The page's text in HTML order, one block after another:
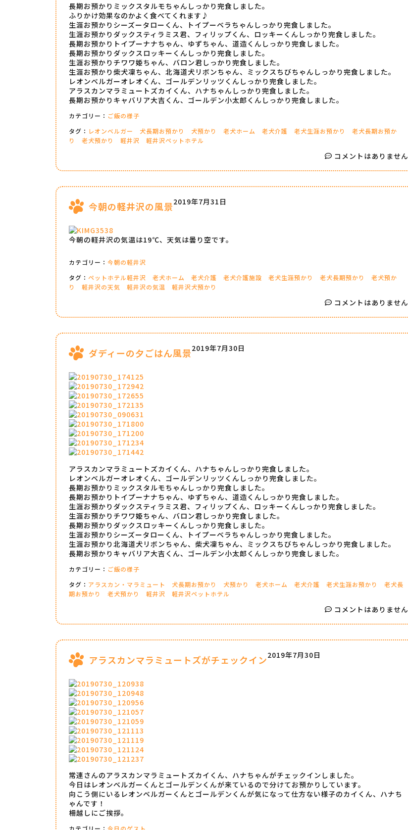
長期お預かりミックスタルモちゃんしっかり完食しました。
ふりかけ効果なのかよく食べてくれます♪
生涯お預かりシーズータローくん、トイプーベラちゃんしっかり完食しました。
生涯お預かりダックスティラミス君、フィリップくん、ロッキーくんしっかり完食しました。
長期お預かりトイプーナナちゃん、ゆずちゃん、道造くんしっかり完食しました。
長期お預かりダックスロッキーくんしっかり完食しました。
生涯お預かりチワワ姫ちゃん、バロン君しっかり完食しました。
生涯お預かり柴犬凜ちゃん、北海道犬リボンちゃん、ミックスちびちゃんしっかり完食しました。
レオンベルガーオレオくん、ゴールデンリッツくんしっかり完食しました。
アラスカンマラミュートズカイくん、ハナちゃんしっかり完食しました。
長期お預かりキャバリア大吉くん、ゴールデン小太郎くんしっかり完食しました。
カテゴリー： ご飯の様子
タグ： レオンベルガー 犬長期お預かり 犬預かり 老犬ホーム 老犬介護 老犬生涯お預かり
老犬長期お預か
り
老犬預かり 軽井沢 軽井沢ペットホテル
コメントはありません
今朝の軽井沢の風景2019年7月31日
今朝の軽井沢の気温は19℃、天気は曇り空です。
カテゴリー： 今朝の軽井沢
タグ： ペットホテル軽井沢 老犬ホーム 老犬介護 老犬介護施設 老犬生涯預かり 老犬長期預かり
老犬預か
り
軽井沢の天気 軽井沢の気温 軽井沢犬預かり
コメントはありません
ダディーの夕ごはん風景2019年7月30日
アラスカンマラミュートズカイくん、ハナちゃんしっかり完食しました。
レオンベルガーオレオくん、ゴールデンリッツくんしっかり完食しました。
長期お預かりミックスタルモちゃんしっかり完食しました。
長期お預かりトイプーナナちゃん、ゆずちゃん、道造くんしっかり完食しました。
生涯お預かりダックスティラミス君、フィリップくん、ロッキーくんしっかり完食しました。
生涯お預かりチワワ姫ちゃん、バロン君しっかり完食しました。
長期お預かりダックスロッキーくんしっかり完食しました。
生涯お預かりシーズータローくん、トイプーベラちゃんしっかり完食しました。
生涯お預かり北海道犬リボンちゃん、柴犬凜ちゃん、ミックスちびちゃんしっかり完食しました。
長期お預かりキャバリア大吉くん、ゴールデン小太郎くんしっかり完食しました。
カテゴリー： ご飯の様子
タグ： アラスカン・マラミュート 犬長期お預かり 犬預かり 老犬ホーム 老犬介護 老犬生涯お預かり
老犬長
期お預かり
老犬預かり 軽井沢 軽井沢ペットホテル
コメントはありません
アラスカンマラミュートズがチェックイン2019年7月30日
常連さんのアラスカンマラミュートズカイくん、ハナちゃんがチェックインしました。
今日はレオンベルガーくんとゴールデンくんが来ているので分けてお預かりしています。
向こう側にいるレオンベルガーくんとゴールデンくんが気になって仕方ない様子のカイくん、ハナち
ゃんです！
柵越しにご挨拶。
カテゴリー： 今日のゲスト